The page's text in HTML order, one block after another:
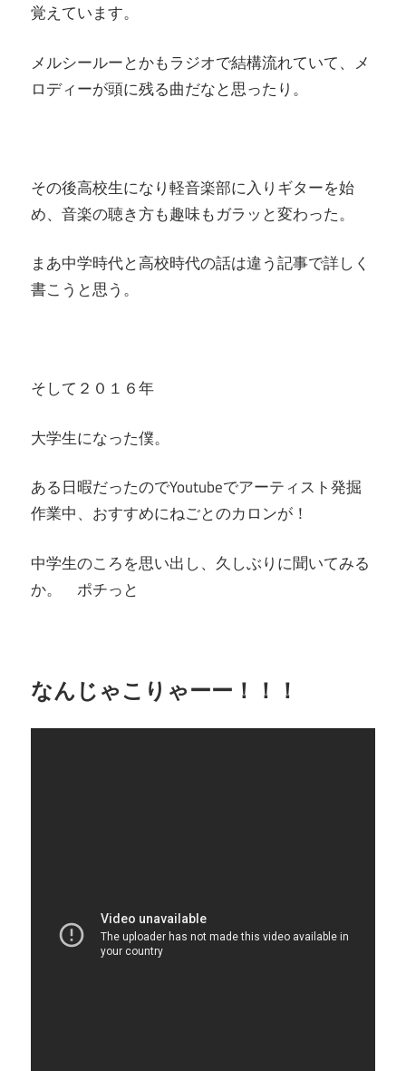
覚えています。
メルシールーとかもラジオで結構流れていて、メ
ロディーが頭に残る曲だなと思ったり。
その後高校生になり軽音楽部に入りギターを始
め、音楽の聴き方も趣味もガラッと変わった。
まあ中学時代と高校時代の話は違う記事で詳しく
書こうと思う。
そして２０１６年
大学生になった僕。
ある日暇だったのでYoutubeでアーティスト発掘
作業中、おすすめにねごとのカロンが！
中学生のころを思い出し、久しぶりに聞いてみる
か。 ポチっと
なんじゃこりゃーー！！！